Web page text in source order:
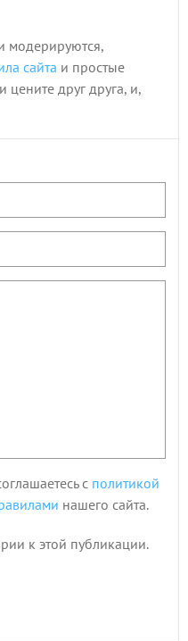
модерируются,
сайта и простые
друг друга, и,
с политикой
нашего сайта.
к этой публикации.